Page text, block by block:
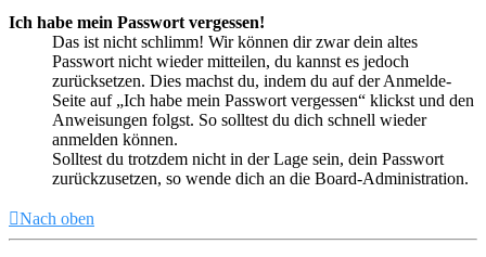
Ich habe mein Passwort vergessen!
Das ist nicht schlimm! Wir können dir zwar dein altes
Passwort nicht wieder mitteilen, du kannst es jedoch
zurücksetzen. Dies machst du, indem du auf der Anmelde-
Seite auf „Ich habe mein Passwort vergessen“ klickst und den
Anweisungen folgst. So solltest du dich schnell wieder
anmelden können.
Solltest du trotzdem nicht in der Lage sein, dein Passwort
zurückzusetzen, so wende dich an die Board-Administration.
Nach oben